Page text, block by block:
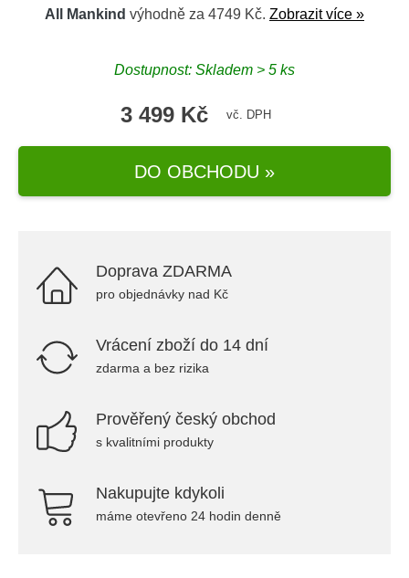
All Mankind výhodně za 4749 Kč. Zobrazit více »
Dostupnost: Skladem > 5 ks
3 499 Kč vč. DPH
DO OBCHODU »
Doprava ZDARMA
pro objednávky nad Kč
Vrácení zboží do 14 dní
zdarma a bez rizika
Prověřený český obchod
s kvalitními produkty
Nakupujte kdykoli
máme otevřeno 24 hodin denně